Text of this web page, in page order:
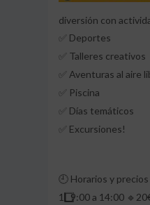
diversión con
Deportes
Talleres creativos
Aventuras al aire
Piscina
Días temáticos
Excursiones!
🕘 Horarios y
1️ 9:00 a 14:00 🔹